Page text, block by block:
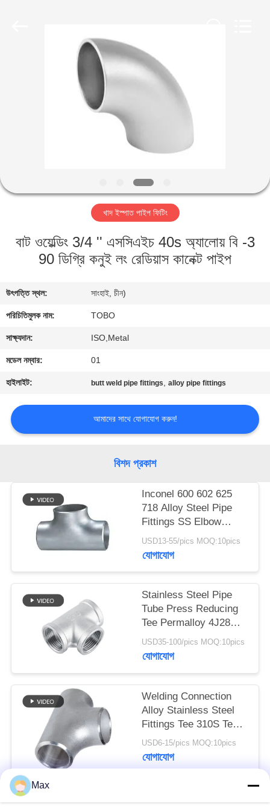
কারখানা
যোগাযোগ
করুন
খবর
মামলা
PRIVACY
POLICY
খাদ ইস্পাত পাইপ ফিটিং
বাট ওয়েল্ডিং 3/4 '' এসসিএইচ 40s অ্যালোয় বি -3
90 ডিগ্রি কনুই লং রেডিয়াস কানেক্ট পাইপ
উৎপত্তি স্থল: সাংহাই, চীন)
পরিচিতিমুলক নাম: TOBO
সাক্ষ্যদান: ISO,Metal
মডেল নম্বার: 01
হাইলাইট: butt weld pipe fittings,alloy pipe fittings
আমাদের সাথে যোগাযোগ করুন!
বিশদ প্রকাশ
Inconel 600 602 625
718 Alloy Steel Pipe
Fittings SS Elbow
Reducer Tee Cap
USD13-55/pics MOQ:10pics
যোগাযোগ
Stainless Steel Pipe
Tube Press Reducing
Tee Permalloy 4J28
Tee SGS Certification
USD35-100/pics MOQ:10pics
যোগাযোগ
Welding Connection
Alloy Stainless Steel
Fittings Tee 310S Tee
Round Head Code
USD6-15/pics MOQ:10pics
যোগাযোগ
Max